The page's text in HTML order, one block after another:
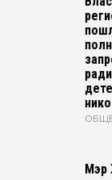
Мэр